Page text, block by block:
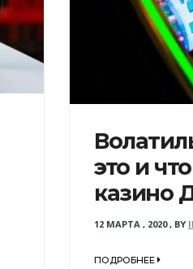
это и
казино
12 МАРТА , 2020, BY
ПОДРОБНЕЕ